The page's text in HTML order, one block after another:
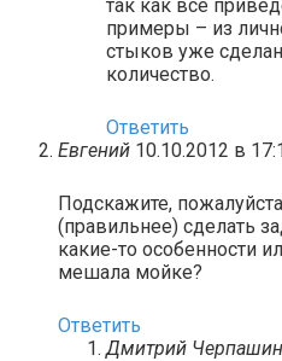
так как все
примеры – из
стыков уже
количество.
Ответить
Евгений 10.10.2012 в
Подскажите,
(правильнее) сделать
какие-то особенности
мешала мойке?
Ответить
Дмитрий Черпашин